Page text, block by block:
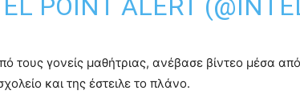
POINT ALERT
τους γονείς μαθήτριας, ανέβασε βίντεο μέσα
και της έστειλε το πλάνο.